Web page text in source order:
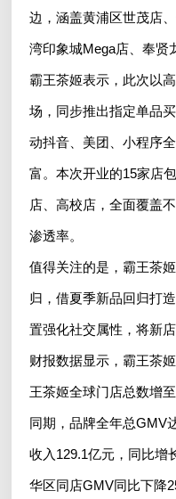
边，涵盖黄浦区世茂店
湾印象城Mega店、奉贤
霸王茶姬表示，此次以
场，同步推出指定单品
动抖音、美团、小程序
富。本次开业的15家店
店、高校店，全面覆盖
渗透率。
值得关注的是，霸王茶
归，借夏季新品回归打
置强化社交属性，将新
财报数据显示，霸王茶
王茶姬全球门店总数增
同期，品牌全年总GMV
收入129.1亿元，同比增
华区同店GMV同比下降